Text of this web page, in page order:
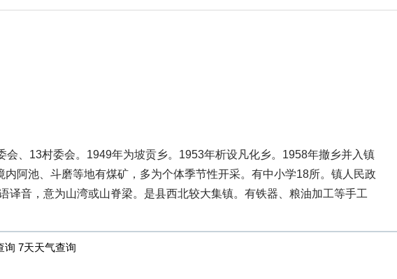
、13村委会。1949年为坡贡乡。1953年析设凡化乡。1958年撤乡并入镇
阿池、斗磨等地有煤矿，多为个体季节性开采。有中小学18所。镇人民政
译音，意为山湾或山脊梁。是县西北较大集镇。有铁器、粮油加工等手工
询 7天天气查询